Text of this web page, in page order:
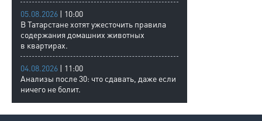
05.08.2026 | 10:00
В Татарстане хотят ужесточить правила
содержания домашних животных
в квартирах.
04.08.2026 | 11:00
Анализы после 30: что сдавать, даже если
ничего не болит.